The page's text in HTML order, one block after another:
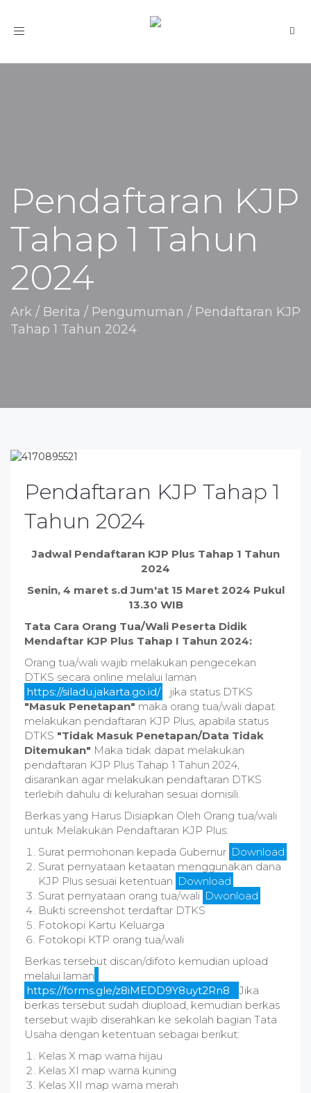
Toggle
Pendaftaran KJP
Tahap 1 Tahun
2024
Ark / Berita / Pengumuman / Pendaftaran KJP
Tahap 1 Tahun 2024
Pendaftaran KJP Tahap 1
Tahun 2024
Jadwal Pendaftaran KJP Plus Tahap 1 Tahun
2024
Senin, 4 maret s.d Jum'at 15 Maret 2024 Pukul
13.30 WIB
Tata Cara Orang Tua/Wali Peserta Didik
Mendaftar KJP Plus Tahap I Tahun 2024:
Orang tua/wali wajib melakukan pengecekan
DTKS secara online melalui laman
https://siladu.jakarta.go.id/
jika status DTKS
"Masuk Penetapan" maka orang tua/wali dapat
melakukan pendaftaran KJP Plus, apabila status
DTKS "Tidak Masuk Penetapan/Data Tidak
Ditemukan" Maka tidak dapat melakukan
pendaftaran KJP Plus Tahap 1 Tahun 2024,
disarankan agar melakukan pendaftaran DTKS
terlebih dahulu di kelurahan sesuai domisili.
Berkas yang Harus Disiapkan Oleh Orang tua/wali
untuk Melakukan Pendaftaran KJP Plus:
Surat permohonan kepada Gubernur Download
Surat pernyataan ketaatan menggunakan dana
KJP Plus sesuai ketentuan Download
Surat pernyataan orang tua/wali Dwonload
Bukti screenshot terdaftar DTKS
Fotokopi Kartu Keluarga
Fotokopi KTP orang tua/wali
Berkas tersebut discan/difoto kemudian upload
melalui laman
https://forms.gle/z8iMEDD9Y8uyt2Rn8
Jika
berkas tersebut sudah diupload, kemudian berkas
tersebut wajib diserahkan ke sekolah bagian Tata
Usaha dengan ketentuan sebagai berikut:
Kelas X map warna hijau
Kelas XI map warna kuning
Kelas XII map warna merah